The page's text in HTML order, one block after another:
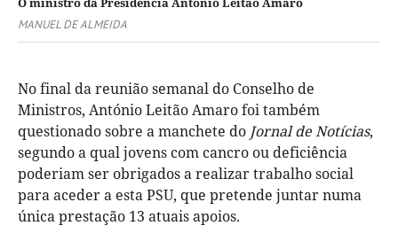
MANUEL DE ALMEIDA
No final da reunião semanal do Conselho de
Ministros, António Leitão Amaro foi também
questionado sobre a manchete do Jornal de Notícias,
segundo a qual jovens com cancro ou deficiência
poderiam ser obrigados a realizar trabalho social
para aceder a esta PSU, que pretende juntar numa
única prestação 13 atuais apoios.